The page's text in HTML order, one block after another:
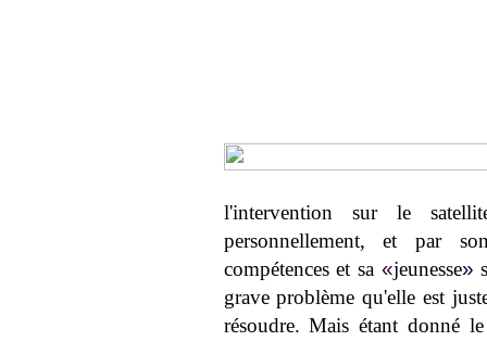
l'intervention sur le
personnellement, et par
compétences et sa «jeunesse»
grave problème qu'elle est
résoudre. Mais étant donné